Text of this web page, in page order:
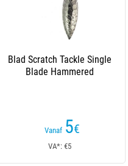
Blad Scratch Tackle Single
Blade Hammered
Vanaf 5€
VA*: €5